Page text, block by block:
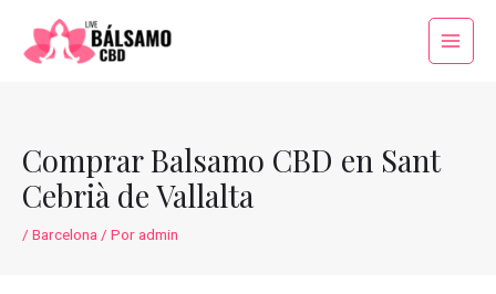
contenido
Main
Comprar Balsamo CBD en Sant
Cebrià de Vallalta
/ Barcelona / Poradmin